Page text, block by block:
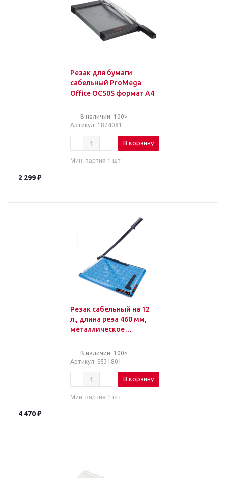
Резак для бумаги
сабельный ProMega
Office OC50S формат А4
В наличии: 100>
Артикул: 1824081
В корзину
Мин. партия 1 шт
2 299₽
Резак сабельный на 12
л., длина реза 460 мм,
металлическое
В наличии: 100>
Артикул: S531801
В корзину
Мин. партия 1 шт
4 470₽